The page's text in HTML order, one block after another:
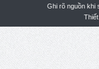
Ghi rõ nguồn khi